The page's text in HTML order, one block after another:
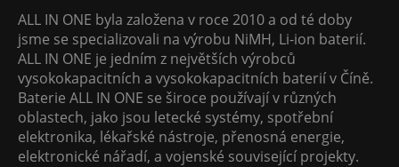
ALL IN ONE byla založena v roce 2010 a od té doby
jsme se specializovali na výrobu NiMH, Li-ion baterií.
ALL IN ONE je jedním z největších výrobců
vysokokapacitních a vysokokapacitních baterií v Číně.
Baterie ALL IN ONE se široce používají v různých
oblastech, jako jsou letecké systémy, spotřební
elektronika, lékařské nástroje, přenosná energie,
elektronické nářadí, a vojenské související projekty.